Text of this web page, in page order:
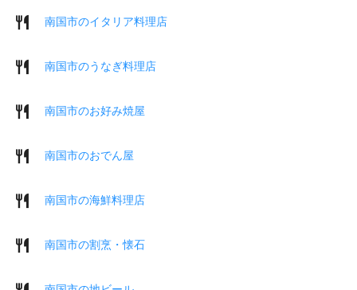
南国市のイタリア料理店
南国市のうなぎ料理店
南国市のお好み焼屋
南国市のおでん屋
南国市の海鮮料理店
南国市の割烹・懐石